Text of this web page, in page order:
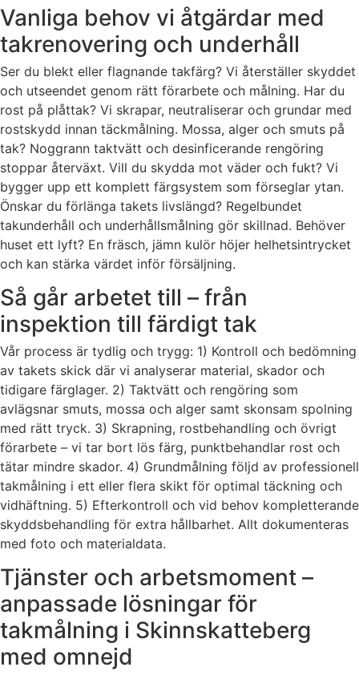
Vanliga behov vi åtgärdar med
takrenovering och underhåll
Ser du blekt eller flagnande takfärg? Vi återställer skyddet
och utseendet genom rätt förarbete och målning. Har du
rost på plåttak? Vi skrapar, neutraliserar och grundar med
rostskydd innan täckmålning. Mossa, alger och smuts på
tak? Noggrann taktvätt och desinficerande rengöring
stoppar återväxt. Vill du skydda mot väder och fukt? Vi
bygger upp ett komplett färgsystem som förseglar ytan.
Önskar du förlänga takets livslängd? Regelbundet
takunderhåll och underhållsmålning gör skillnad. Behöver
huset ett lyft? En fräsch, jämn kulör höjer helhetsintrycket
och kan stärka värdet inför försäljning.
Så går arbetet till – från
inspektion till färdigt tak
Vår process är tydlig och trygg: 1) Kontroll och bedömning
av takets skick där vi analyserar material, skador och
tidigare färglager. 2) Taktvätt och rengöring som
avlägsnar smuts, mossa och alger samt skonsam spolning
med rätt tryck. 3) Skrapning, rostbehandling och övrigt
förarbete – vi tar bort lös färg, punktbehandlar rost och
tätar mindre skador. 4) Grundmålning följd av professionell
takmålning i ett eller flera skikt för optimal täckning och
vidhäftning. 5) Efterkontroll och vid behov kompletterande
skyddsbehandling för extra hållbarhet. Allt dokumenteras
med foto och materialdata.
Tjänster och arbetsmoment –
anpassade lösningar för
takmålning i Skinnskatteberg
med omnejd